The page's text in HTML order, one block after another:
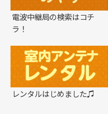
電波中継局の検索はコチ
ラ！
レンタルはじめました♫